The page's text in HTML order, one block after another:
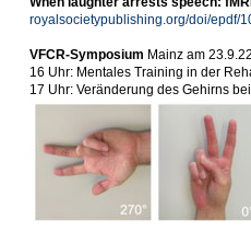
royalsocietypublishing.org/doi/epdf/
VFCR-Symposium Mainz am
16 Uhr: Mentales Training in der
17 Uhr: Veränderung des Gehirns